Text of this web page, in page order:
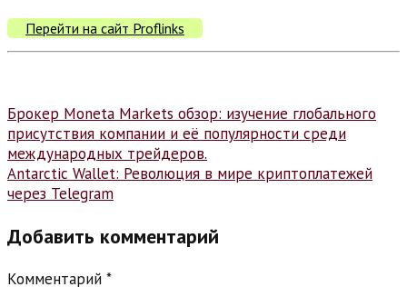
Перейти на сайт Proflinks
Навигация
по
записям
Брокер Moneta Markets обзор: изучение глобального
присутствия компании и её популярности среди
международных трейдеров.
Antarctic Wallet: Революция в мире криптоплатежей
через Telegram
Добавить комментарий
Комментарий *